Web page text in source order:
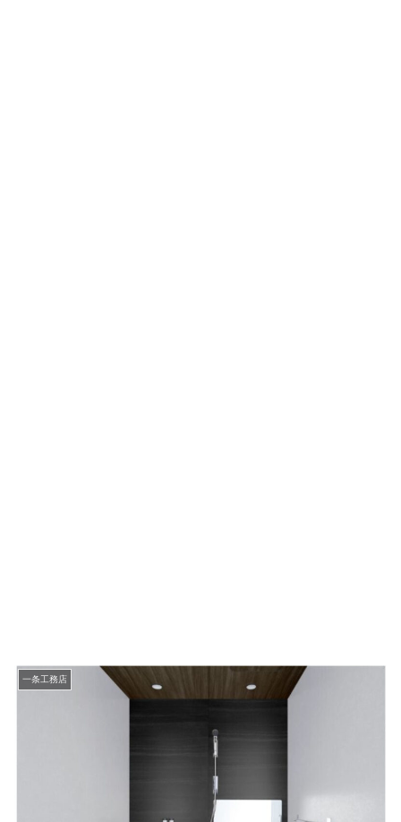
一条工務店